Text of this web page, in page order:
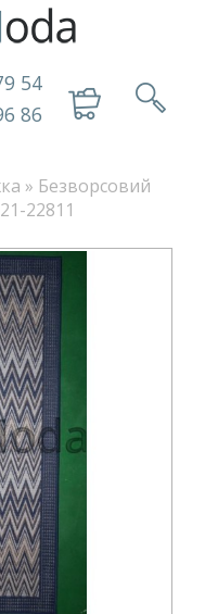
54
86
» Безворсовий
22811